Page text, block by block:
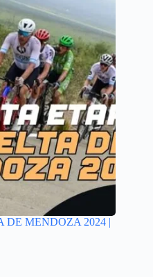
DE MENDOZA 2024 |